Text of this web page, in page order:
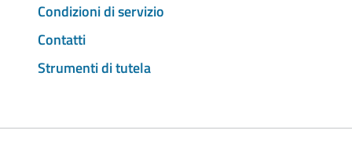
Condizioni di servizio
Contatti
Strumenti di tutela